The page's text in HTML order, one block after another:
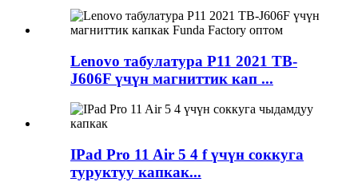
Lenovo табулатура P11 2021 TB-
J606F үчүн магниттик кап ...
IPad Pro 11 Air 5 4 f үчүн соккуга
туруктуу капкак...